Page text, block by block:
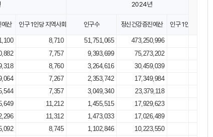
2024년
예산 인구 1인당 지역사회 정신건강예산
인구수 정신건강증진예산 인구 1인당 지역
8,710 51,751,065 473,250,996
7,757 9,393,699 75,273,202
8,760 3,264,616 30,459,039
7,267 2,353,742 17,349,984
7,357 3,049,340 23,379,118
11,212 1,455,515 17,929,623
11,312 1,473,033 17,026,489
8,745 1,102,846 10,223,550